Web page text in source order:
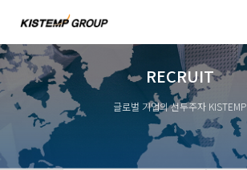
RECRUIT
글로벌 기업의 선두주자 KISTEMP